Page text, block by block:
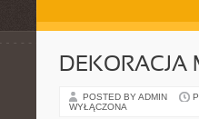
DEKORACJA
POSTED BY ADMIN
WYŁĄCZONA